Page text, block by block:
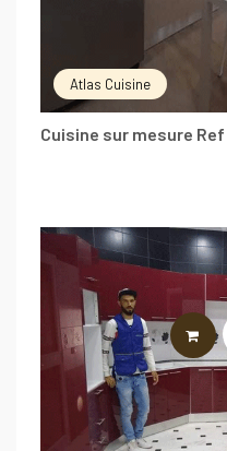
Atlas Cuisine
Cuisine sur mesure Ref